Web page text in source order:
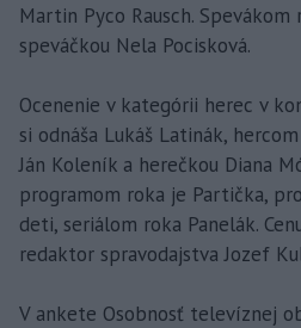
Martin Pyco Rausch.
speváčkou Nela Pocisková.
Ocenenie v kategórii herec v
si odnáša Lukáš Latinák,
Ján Koleník a herečkou Diana
programom roka je Partička,
deti, seriálom roka Panelák.
redaktor spravodajstva Jozef
V ankete Osobnosť televíznej